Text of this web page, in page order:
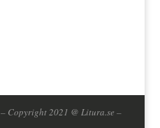
– Copyright 2021 @ Litura.se –